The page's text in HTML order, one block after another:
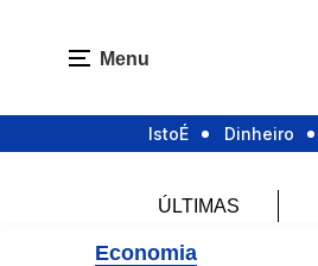
Menu
IstoÉ Dinheiro
ÚLTIMAS
Economia